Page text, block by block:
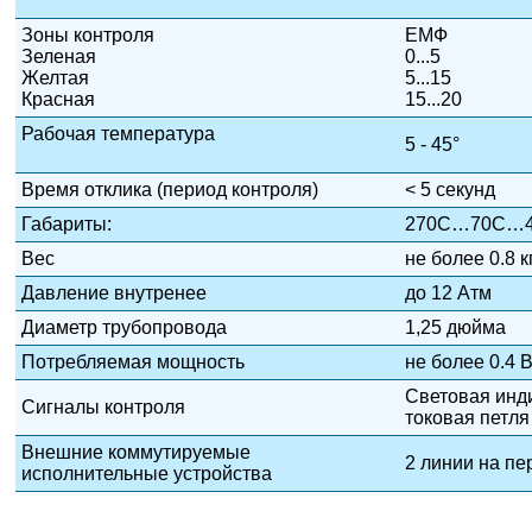
Зоны контроля
Зеленая
Желтая
Красная
ЕМФ
0...5
5...15
15...20
Рабочая температура
5 - 45°
Время отклика (период контроля)
< 5 секунд
Габариты:
Вес
не более 0.8
Давление внутренее
до 12 Атм
Диаметр трубопровода
1,25 дюйма
Потребляемая мощность
не более 0.4
Сигналы контроля
Световая
токовая петля
Внешние коммутируемые
исполнительные устройства
2 линии на